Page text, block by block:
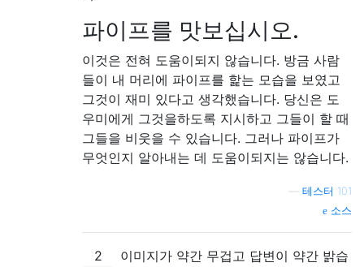
파이프를 맛보십시오.
이것은 전혀 도움이되지 않습니다. 방금 사람
들이 내 머리에 파이프를 핥는 모습을 보였고
그것이 재미 있다고 생각했습니다. 당신은 도
우미에게 그것을하도록 지시하고 그들이 할 때
그들을 비웃을 수 있습니다. 그러나 파이프가
무엇인지 알아내는 데 도움이되지는 않습니다.
테스터 101
소스
2
이미지가 약간 무겁고 답변이 약간 밝습